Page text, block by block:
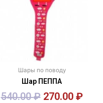
Шары по поводу
Шар ПЕППА
540.00₽ 270.00 ₽